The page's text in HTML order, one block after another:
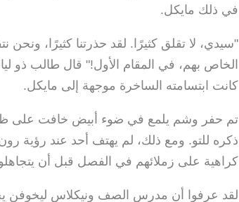
في ذلك مايكل.
"سيدي، لا تقلق كثيرًا. لقد حذرتنا كثيرًا،
الخاص بهم، في المقام الأول!" قال طالب ذو
كانت ابتسامته الساخرة موجهة إلى مايكل.
تم حفر وشم يلمع في ضوء أبيض خافت على
ذكره للتو. ومع ذلك، لم يهتف أحد عند رؤية
كراهية على زملائهم في الفصل قبل أن
لقد عرفوا أن مدرس الصف ونيكلاس ليخوفن